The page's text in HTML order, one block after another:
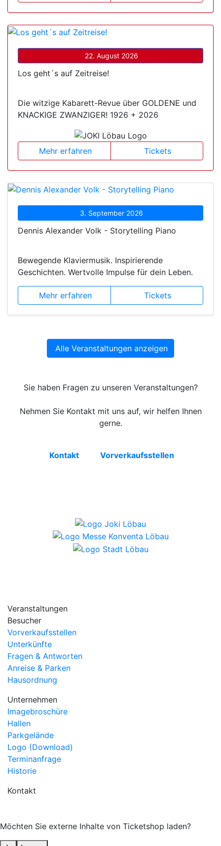
22. August 2026
Los geht´s auf Zeitreise!
Die witzige Kabarett-Revue über GOLDENE und
KNACKIGE ZWANZIGER! 1926 + 2026
Mehr erfahren Tickets
3. September 2026
Dennis Alexander Volk - Storytelling Piano
Bewegende Klaviermusik. Inspirierende
Geschichten. Wertvolle Impulse für dein Leben.
Mehr erfahren Tickets
Alle Veranstaltungen anzeigen
Sie haben Fragen zu unseren Veranstaltungen?
Nehmen Sie Kontakt mit uns auf, wir helfen Ihnen
gerne.
Kontakt Vorverkaufsstellen
Veranstaltungen
Besucher
Vorverkaufsstellen
Unterkünfte
Fragen & Antworten
Anreise & Parken
Hausordnung
Unternehmen
Imagebroschüre
Hallen
Parkgelände
Logo (Download)
Terminanfrage
Historie
Kontakt
Möchten Sie externe Inhalte von Ticketshop laden?